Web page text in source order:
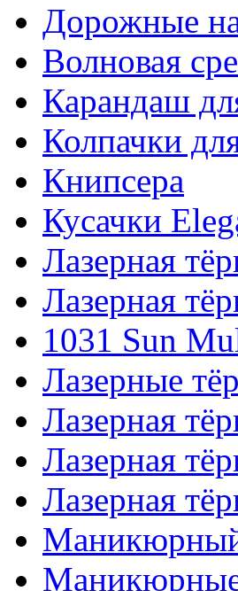
Дорожные
Волновая
Карандаш
Колпачки
Книпсера
Кусачки
Лазерная
Лазерная
1031 Sun
Лазерные
Лазерная
Лазерная
Лазерная
Маникюрный
Маникюрные